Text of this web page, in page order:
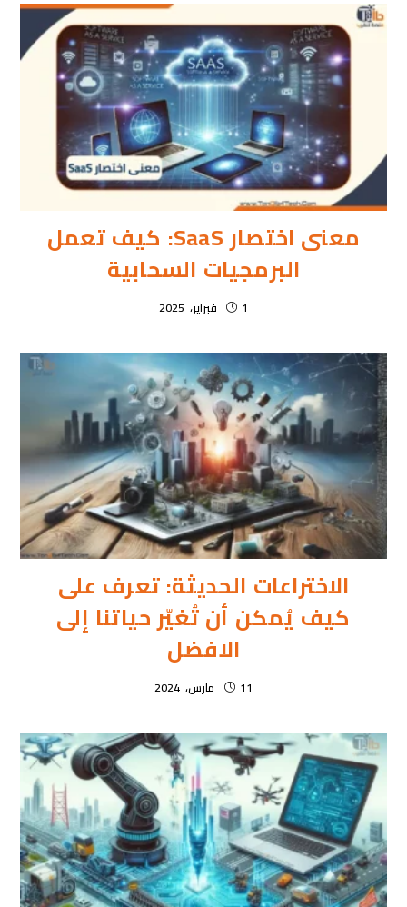
معنى اختصار SaaS: كيف تعمل
البرمجيات السحابية
1 فبراير، 2025
الاختراعات الحديثة: تعرف على
كيف يُمكن أن تُغيّر حياتنا إلى
الافضل
11 مارس، 2024